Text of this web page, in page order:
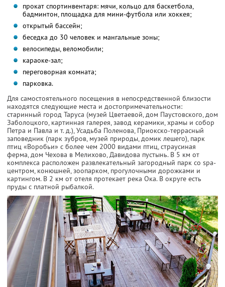
прокат спортинвентаря: мячи, кольцо для баскетбола,
бадминтон, площадка для мини-футбола или хоккея;
открытый бассейн;
беседка до 30 человек и мангальные зоны;
велосипеды, веломобили;
караоке-зал;
переговорная комната;
парковка.
Для самостоятельного посещения в непосредственной близости
находятся следующие места и достопримечательности:
старинный город Таруса (музей Цветаевой, дом Паустовского, дом
Заболоцкого, картинная галерея, завод керамики, храмы и собор
Петра и Павла и т. д.), Усадьба Поленова, Приокско-террасный
заповедник (парк зубров, музей природы, домик лешего), парк
птиц «Воробьи» с более чем 2000 видами птиц, страусиная
ферма, дом Чехова в Мелихово, Давидова пустынь. В 5 км от
комплекса расположен развлекательный загородный парк со spa-
центром, конюшней, зоопарком, прогулочными дорожками и
картингом. В 2 км от отеля протекает река Ока. В округе есть
пруды с платной рыбалкой.